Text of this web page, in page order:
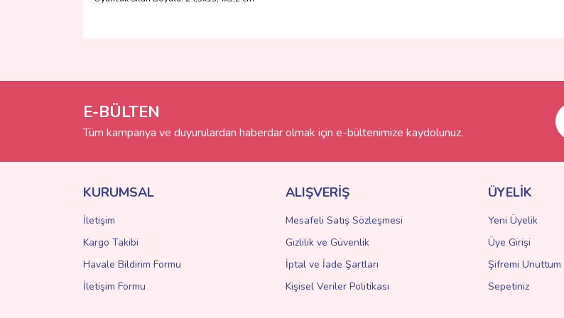
Ürün resmi kalitesiz, bozuk veya görüntülenemiyor.
Bu ürüne benzer farklı alternatifler olmalı.
E-BÜLTEN
Tüm kampanya ve duyurulardan haberdar olmak için e-bültenimize kaydolunuz.
KURUMSAL
İletişim
Kargo Takibi
Havale Bildirim Formu
İletişim Formu
ALIŞVERİŞ
Mesafeli Satış Sözleşmesi
Gizlilik ve Güvenlik
İptal ve İade Şartları
Kişisel Veriler Politikası
ÜYELİK
Yeni Üyelik
Üye Girişi
Şifremi Unuttum
Sepetiniz